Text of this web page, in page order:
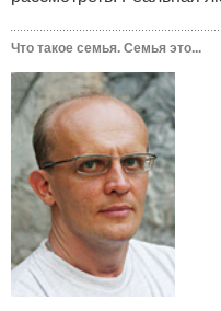
Что такое семья. Семья это...